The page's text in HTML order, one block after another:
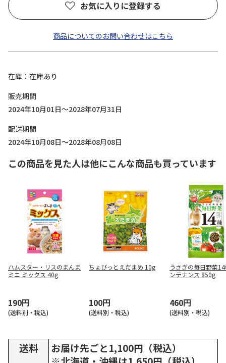
お気に入りに登録する
商品についてのお問い合わせはこちら
在庫
在庫あり
販売期間
2024年10月01日～2028年07月31日
配送期間
2024年10月08日～2028年08月08日
この商品を見た人は他にこんな商品も買っています
ハムスター・リスのまんま
ミニ ミックス 40g
190円
(送料別・税込)
ちょびっとえだまめ 10g
100円
(送料別・税込)
うさぎの毎日野菜
ンテナンス 850g
460円
(送料別・税込)
送料
お届け先ごと1,100円（税込）